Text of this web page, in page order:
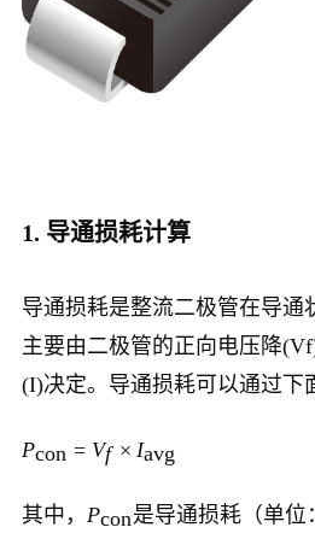
1. 导通损耗计算
导通损耗是整流二极管在导通
主要由二极管的正向电压降
(I)决定。导通损耗可以通过下
Pcon = Vf × Iavg
其中， Pcon是导通损耗（单位